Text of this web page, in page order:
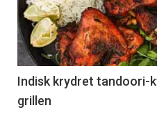
Indisk krydret tandoori-
grillen